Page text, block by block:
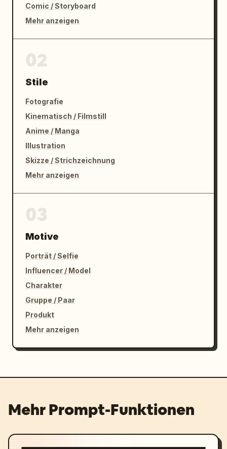
Comic / Storyboard
Mehr anzeigen
Stile
Fotografie
Kinematisch / Filmstill
Anime / Manga
Illustration
Skizze / Strichzeichnung
Mehr anzeigen
Motive
Porträt / Selfie
Influencer / Model
Charakter
Gruppe / Paar
Produkt
Mehr anzeigen
Mehr Prompt-Funktionen